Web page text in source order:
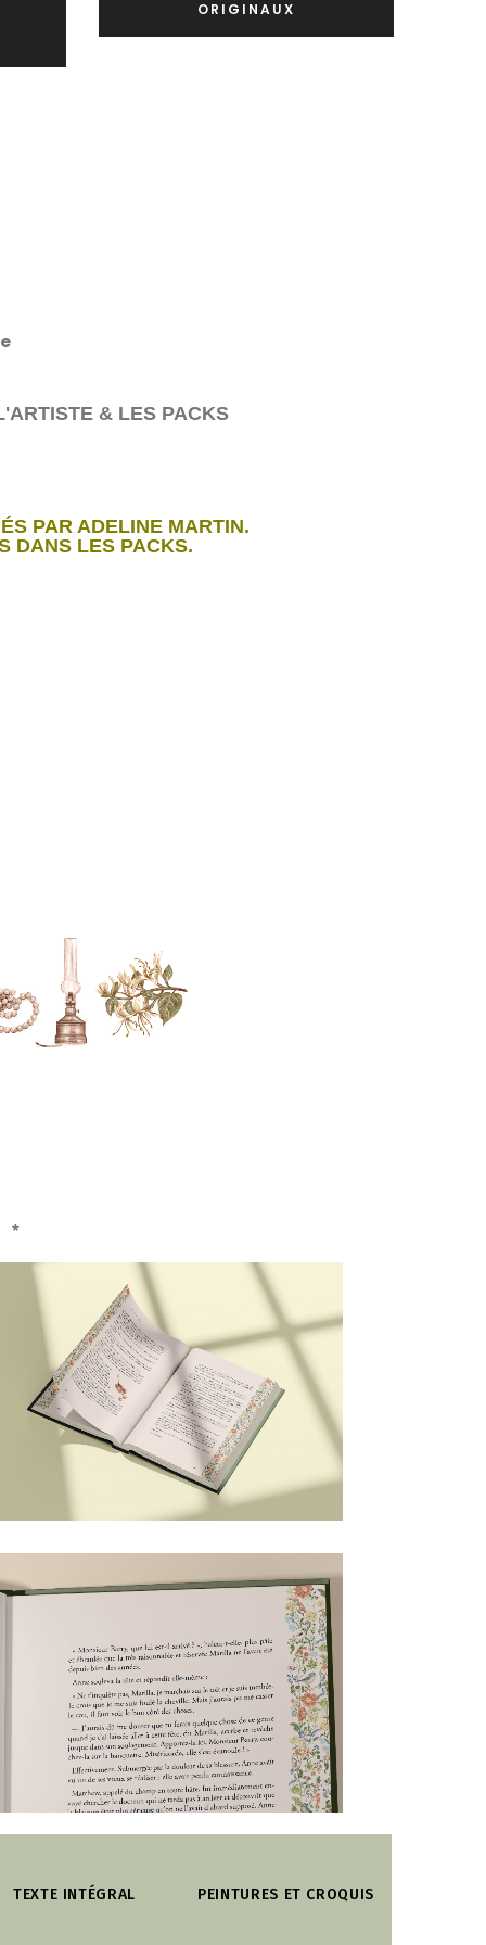
ORIGINAUX
& LES PACKS
PAR ADELINE MARTIN.
DANS LES PACKS.
TEXTE INTÉGRAL PEINTURES ET CROQUIS